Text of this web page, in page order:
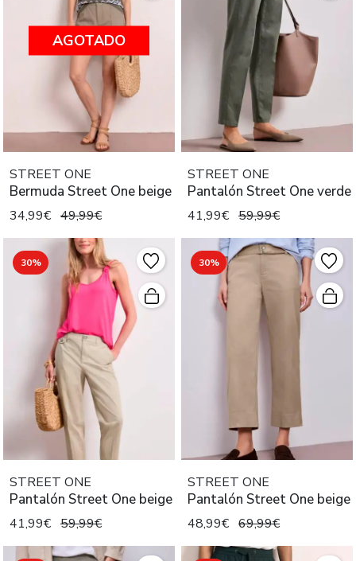
AGOTADO
STREET ONE
Bermuda Street One beige
34,99€ 49,99€
STREET ONE
Pantalón Street One verde
41,99€ 59,99€
30%
STREET ONE
Pantalón Street One beige
41,99€ 59,99€
30%
STREET ONE
Pantalón Street One beige
48,99€ 69,99€